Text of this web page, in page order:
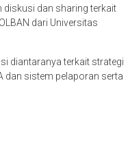
diskusi dan sharing terkait
dari Universitas
diantaranya terkait strategi
dan sistem pelaporan serta